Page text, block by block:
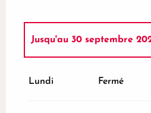
1 mars 2026
Jusqu'au 30 septembre
Lundi Fermé